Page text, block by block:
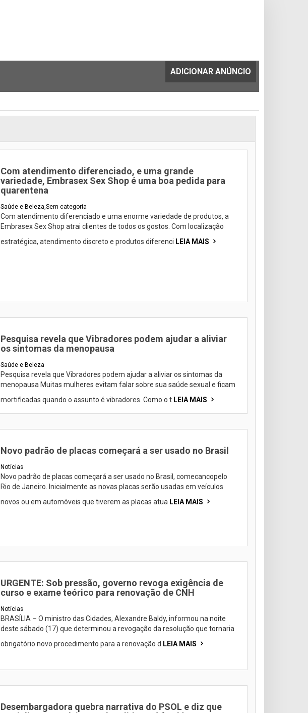
ADICIONAR ANÚNCIO
Com atendimento diferenciado, e uma grande
variedade, Embrasex Sex Shop é uma boa pedida para
quarentena
Saúde e Beleza,Sem categoria
Com atendimento diferenciado e uma enorme variedade de produtos, a
Embrasex Sex Shop atrai clientes de todos os gostos. Com localização
estratégica, atendimento discreto e produtos diferenci LEIA MAIS
Pesquisa revela que Vibradores podem ajudar a aliviar
os sintomas da menopausa
Saúde e Beleza
Pesquisa revela que Vibradores podem ajudar a aliviar os sintomas da
menopausa Muitas mulheres evitam falar sobre sua saúde sexual e ficam
mortificadas quando o assunto é vibradores. Como o t LEIA MAIS
Novo padrão de placas começará a ser usado no Brasil
Notícias
Novo padrão de placas começará a ser usado no Brasil, comecancopelo
Rio de Janeiro. Inicialmente as novas placas serão usadas em veículos
novos ou em automóveis que tiverem as placas atua LEIA MAIS
URGENTE: Sob pressão, governo revoga exigência de
curso e exame teórico para renovação de CNH
Notícias
BRASÍLIA – O ministro das Cidades, Alexandre Baldy, informou na noite
deste sábado (17) que determinou a revogação da resolução que tornaria
obrigatório novo procedimento para a renovação d LEIA MAIS
Desembargadora quebra narrativa do PSOL e diz que